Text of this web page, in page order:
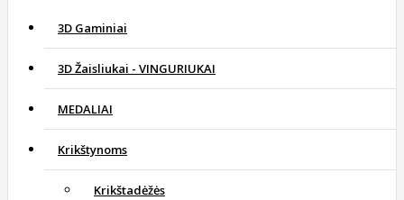
3D Gaminiai
3D Žaisliukai - VINGURIUKAI
MEDALIAI
Krikštynoms
Krikštadėžės